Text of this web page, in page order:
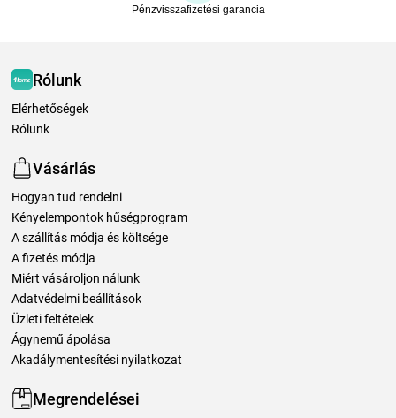
Pénzvisszafizetési garancia
Rólunk
Elérhetőségek
Rólunk
Vásárlás
Hogyan tud rendelni
Kényelempontok hűségprogram
A szállítás módja és költsége
A fizetés módja
Miért vásároljon nálunk
Adatvédelmi beállítások
Üzleti feltételek
Ágynemű ápolása
Akadálymentesítési nyilatkozat
Megrendelései